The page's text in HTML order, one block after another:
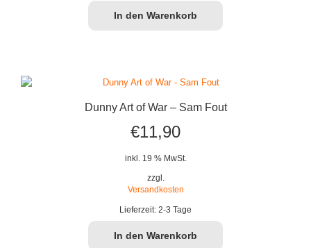
In den Warenkorb
Dunny Art of War – Sam Fout
€11,90
inkl. 19 % MwSt.
zzgl.
Versandkosten
Lieferzeit: 2-3 Tage
In den Warenkorb